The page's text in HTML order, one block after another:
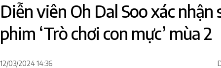
Diễn viên Oh Dal Soo xác nhận
phim ‘Trò chơi con mực’ mùa 2
12/03/2024 14:36